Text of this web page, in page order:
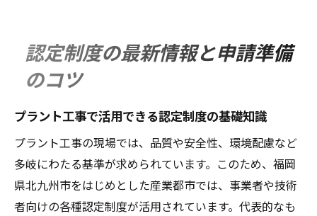
認定制度の最新情報と申請準備
のコツ
プラント工事で活用できる認定制度の基礎知識
プラント工事の現場では、品質や安全性、環境配慮など
多岐にわたる基準が求められています。このため、福岡
県北九州市をはじめとした産業都市では、事業者や技術
者向けの各種認定制度が活用されています。代表的なも